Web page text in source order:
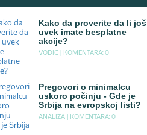
Kako da proverite da li još
uvek imate besplatne
akcije?
VODIC | KOMENTARA: 0
Pregovori o minimalcu
uskoro počinju - Gde je
Srbija na evropskoj listi?
ANALIZA | KOMENTARA: 0